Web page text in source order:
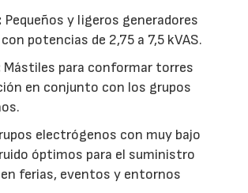
Pequeños y ligeros generadores
potencias de 2,75 a 7,5 kVAS.
Mástiles para conformar torres
en conjunto con los grupos
electrógenos con muy bajo
óptimos para el suministro
en ferias, eventos y entornos